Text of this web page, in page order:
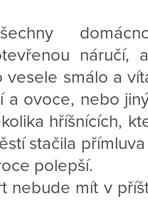
náručí,
vesele smálo a
a ovoce, nebo
hříšnících,
stačila přímluva
polepší.
nebude mít v